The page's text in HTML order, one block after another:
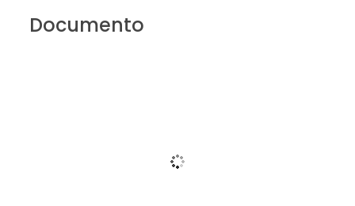
Documento